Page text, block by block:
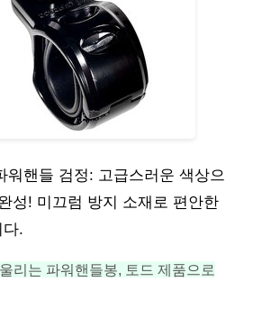
워핸들 검정: 고급스러운 색상으
성! 미끄럼 방지 소재로 편안한
다.
리는 파워핸들봉, 토드 제품으로